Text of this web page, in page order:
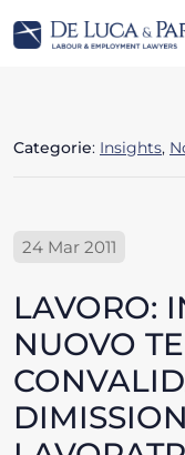
Categorie: Insights,
24 Mar 2011
LAVORO:
NUOVO